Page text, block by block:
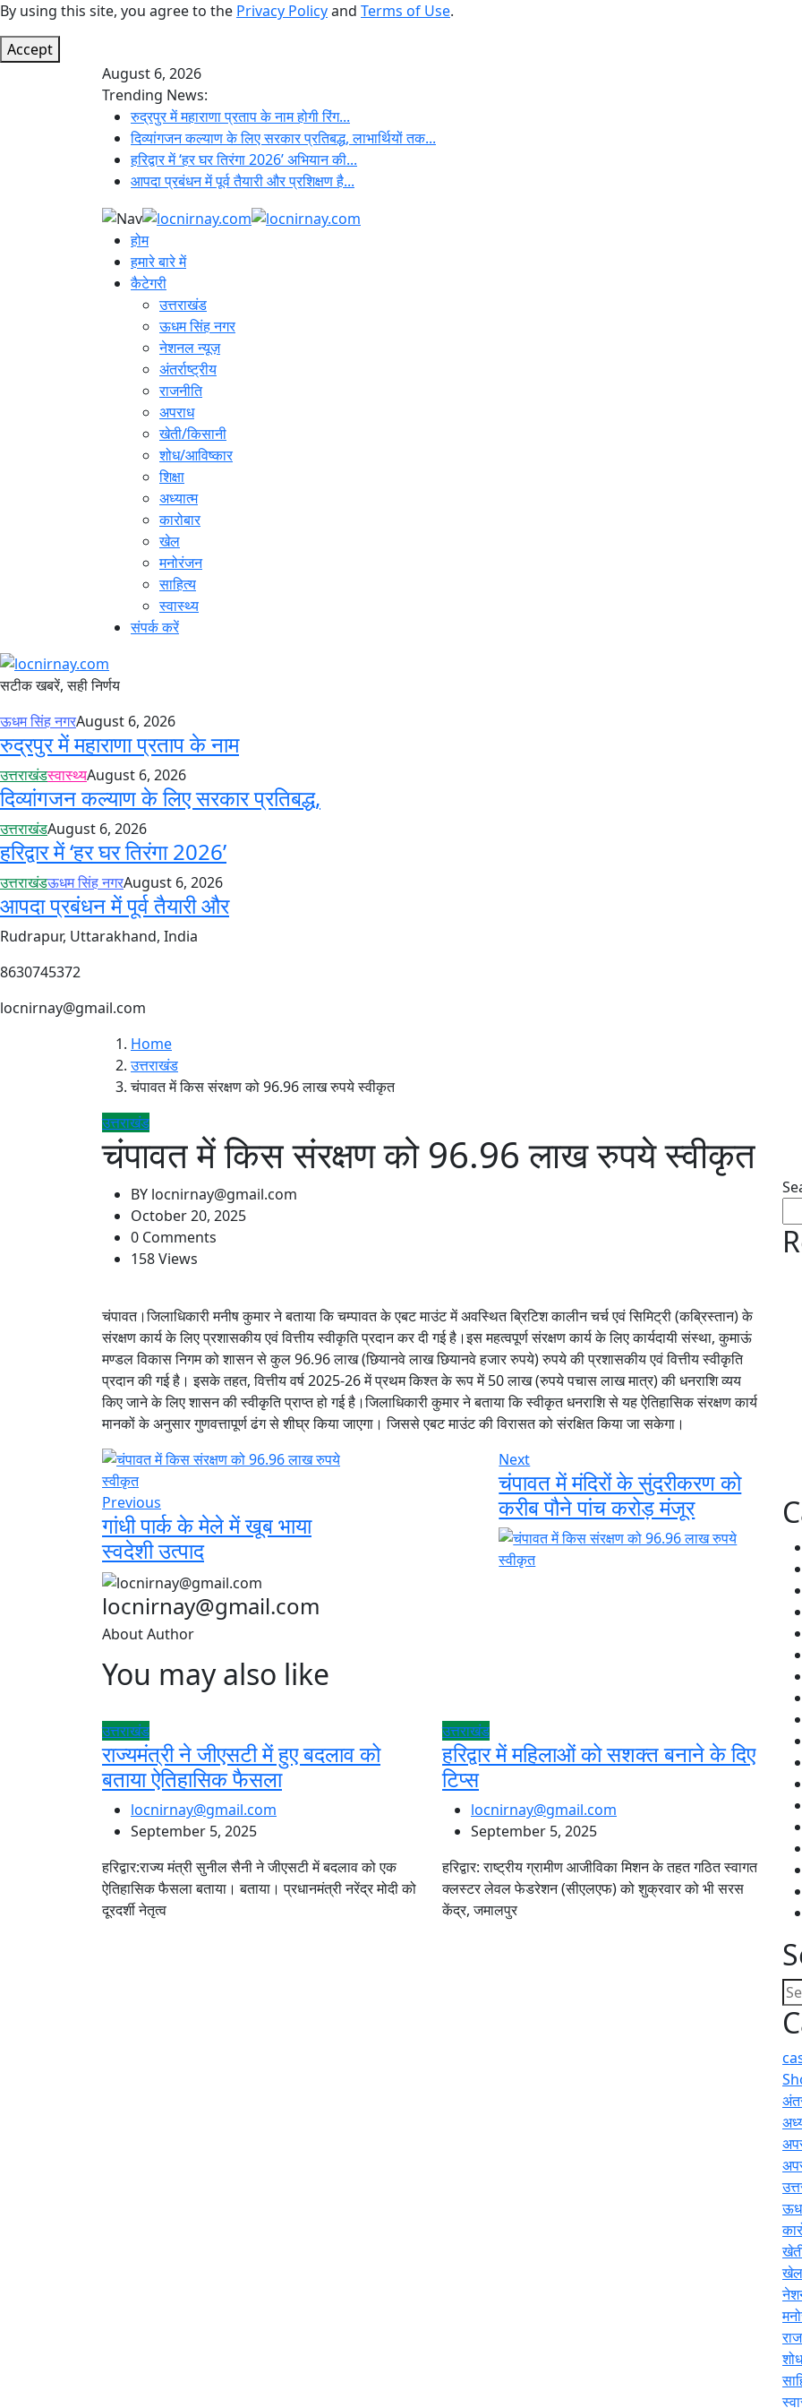
By using this site, you agree to the Privacy Policyand Terms of Use.
Accept
August 6, 2026
Trending News:
रुद्रपुर में महाराणा प्रताप के नाम होगी रिंग...
दिव्यांगजन कल्याण के लिए सरकार प्रतिबद्ध, लाभार्थियों तक...
हरिद्वार में ‘हर घर तिरंगा 2026’ अभियान की...
आपदा प्रबंधन में पूर्व तैयारी और प्रशिक्षण है...
होम
हमारे बारे में
कैटेगरी
उत्तराखंड
ऊधम सिंह नगर
नेशनल न्यूज़
अंतर्राष्ट्रीय
राजनीति
अपराध
खेती/किसानी
शोध/आविष्कार
शिक्षा
अध्यात्म
कारोबार
खेल
मनोरंजन
साहित्य
स्वास्थ्य
संपर्क करें
सटीक खबरें, सही निर्णय
ऊधम सिंह नगरAugust 6, 2026
रुद्रपुर में महाराणा प्रताप के नाम
उत्तराखंडस्वास्थ्यAugust 6, 2026
दिव्यांगजन कल्याण के लिए सरकार प्रतिबद्ध,
उत्तराखंडAugust 6, 2026
हरिद्वार में ‘हर घर तिरंगा 2026’
उत्तराखंडऊधम सिंह नगरAugust 6, 2026
आपदा प्रबंधन में पूर्व तैयारी और
Rudrapur, Uttarakhand, India
8630745372
locnirnay@gmail.com
Home
उत्तराखंड
चंपावत में किस संरक्षण को 96.96 लाख रुपये स्वीकृत
उत्तराखंड
चंपावत में किस संरक्षण को 96.96 लाख रुपये स्वीकृत
BY locnirnay@gmail.com
October 20, 2025
0 Comments
158 Views
चंपावत।जिलाधिकारी मनीष कुमार ने बताया कि चम्पावत के एबट माउंट में अवस्थित ब्रिटिश कालीन चर्च एवं सिमिट्री (कब्रिस्तान) के
संरक्षण कार्य के लिए प्रशासकीय एवं वित्तीय स्वीकृति प्रदान कर दी गई है।इस महत्वपूर्ण संरक्षण कार्य के लिए कार्यदायी संस्था, कुमाऊं
मण्डल विकास निगम को शासन से कुल 96.96 लाख (छियानवे लाख छियानवे हजार रुपये) रुपये की प्रशासकीय एवं वित्तीय स्वीकृति
प्रदान की गई है। इसके तहत, वित्तीय वर्ष 2025-26 में प्रथम किश्त के रूप में 50 लाख (रुपये पचास लाख मात्र) की धनराशि व्यय
किए जाने के लिए शासन की स्वीकृति प्राप्त हो गई है।जिलाधिकारी कुमार ने बताया कि स्वीकृत धनराशि से यह ऐतिहासिक संरक्षण कार्य
मानकों के अनुसार गुणवत्तापूर्ण ढंग से शीघ्र किया जाएगा। जिससे एबट माउंट की विरासत को संरक्षित किया जा सकेगा।
Previous
गांधी पार्क के मेले में खूब भाया
स्वदेशी उत्पाद
Next
चंपावत में मंदिरों के सुंदरीकरण को
करीब पौने पांच करोड़ मंजूर
locnirnay@gmail.com
About Author
You may also like
उत्तराखंड
राज्यमंत्री ने जीएसटी में हुए बदलाव को
बताया ऐतिहासिक फैसला
locnirnay@gmail.com
September 5, 2025
हरिद्वार:राज्य मंत्री सुनील सैनी ने जीएसटी में बदलाव को एक
ऐतिहासिक फैसला बताया। बताया। प्रधानमंत्री नरेंद्र मोदी को
दूरदर्शी नेतृत्व
उत्तराखंड
हरिद्वार में महिलाओं को सशक्त बनाने के दिए
टिप्स
locnirnay@gmail.com
September 5, 2025
हरिद्वार: राष्ट्रीय ग्रामीण आजीविका मिशन के तहत गठित स्वागत
क्लस्टर लेवल फेडरेशन (सीएलएफ) को शुक्रवार को भी सरस
केंद्र, जमालपुर
खेल